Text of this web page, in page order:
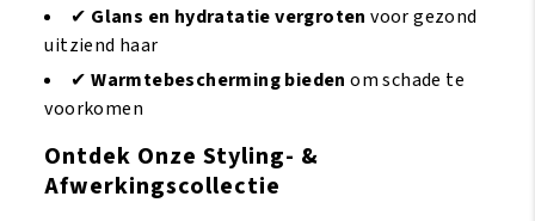
✔ Glans en hydratatie vergroten voor gezond
uitziend haar
✔Warmtebescherming bieden om schade te
voorkomen
Ontdek Onze Styling- &
Afwerkingscollectie